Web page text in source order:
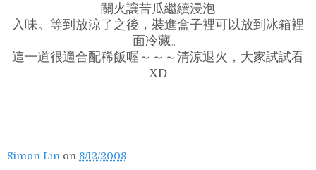
關火讓苦瓜繼續浸泡
入味。等到放涼了之後，裝進盒子裡可以放到冰箱裡
面冷藏。
這一道很適合配稀飯喔～～～清涼退火，大家試試看
XD
Simon Lin on 8/12/2008